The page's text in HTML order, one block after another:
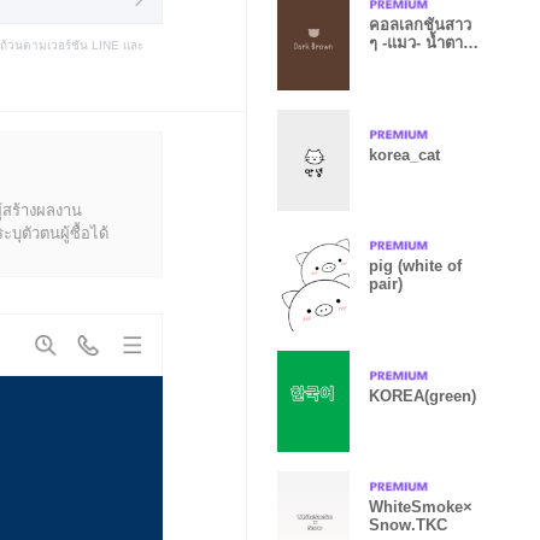
วนตามเวอร์ชัน LINE และ
ร้างผลงาน
บุตัวตนผู้ซื้อได้
คอลเลกชันสาว
ๆ -แมว- น้ำตาล
korea_cat
pig (white of
pair)
KOREA(green)
WhiteSmoke×
Snow.TKC